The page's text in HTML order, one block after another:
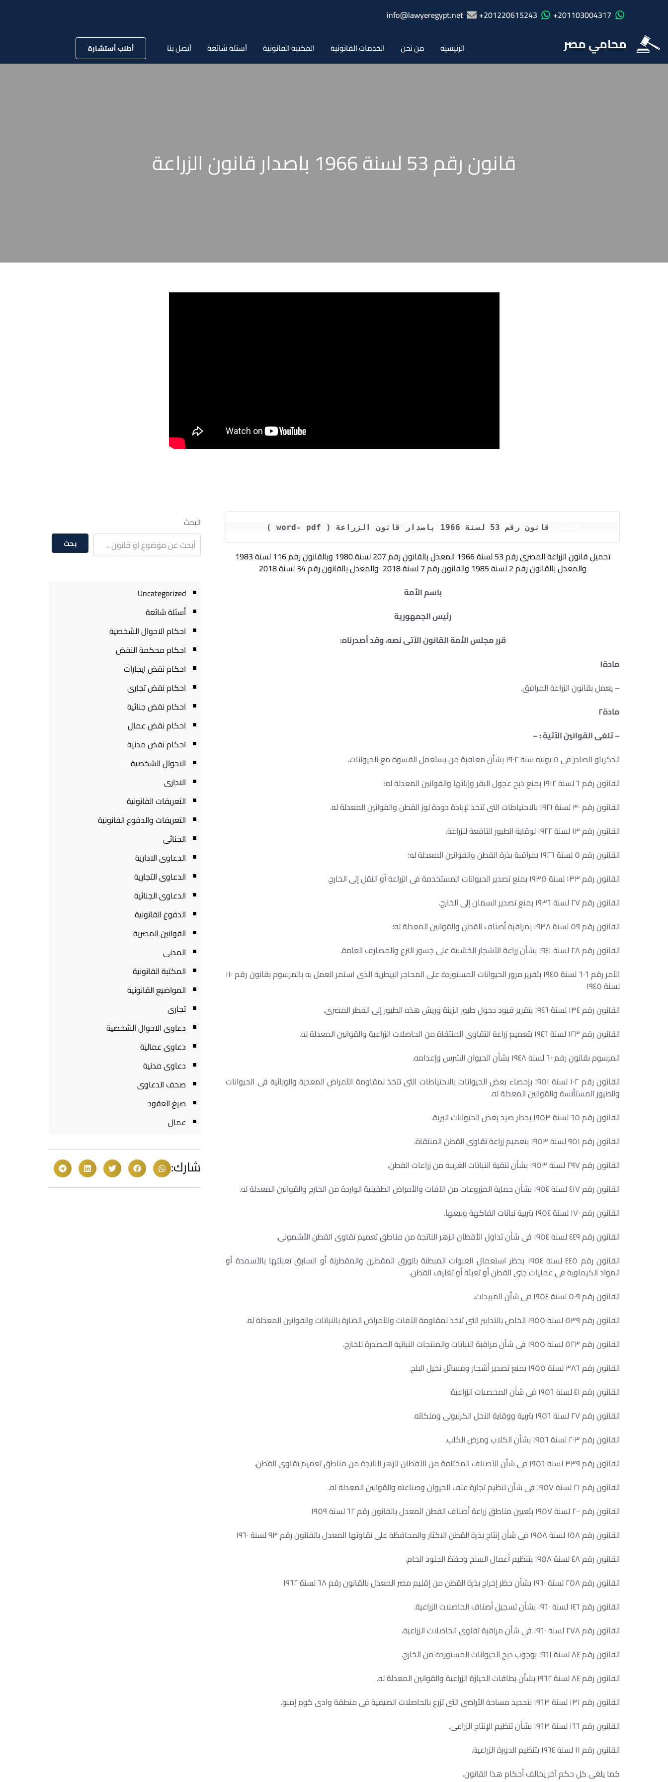
201103004317+
201220615243+
info@lawyeregypt.net
محامي مصر الرئيسية من نحن الخدمات القانونية المكتبة القانونية أسئلة شائعة أتصل بنا أطلب أستشارة
قانون رقم 53 لسنة 1966 باصدار قانون الزراعة
قانون رقم 53 لسنة 1966 باصدار قانون الزراعة ( word- pdf )
تحميل قانون الزراعة المصرى رقم 53 لسنة 1966 المعدل بالقانون رقم 207 لسنة 1980 وبالقانون رقم 116 لسنة 1983
والمعدل بالقانون رقم 2 لسنة 1985 والقانون رقم 7 لسنة 2018 والمعدل بالقانون رقم 34 لسنة 2018
باسم الأمة
رئيس الجمهورية
قرر مجلس الأمة القانون الآتى نصه، وقد أصدرناه:
مادة١
– يعمل بقانون الزراعة المرافق.
مادة٢
– تلغى القوانين الآتية : –
الدكريتو الصادر فى ٥ يونيه سنة ١٩٠٢ بشأن معاقبة من يستعمل القسوة مع الحيوانات.
القانون رقم ٦ لسنة ١٩١٢ بمنع ذبح عجول البقر وإناثها والقوانين المعدلة له؛
القانون رقم ٣٠ لسنة ١٩٢١ بالاحتياطات التى تتخذ لإبادة دودة لوز القطن والقوانين المعدلة له.
القانون رقم ١٣ لسنة ١٩٢٢ لوقاية الطيور النافعة للزراعة.
القانون رقم ٥ لسنة ١٩٢٦ بمراقبة بذرة القطن والقوانين المعدلة له؛
القانون رقم ١٣٣ لسنة ١٩٣٥ بمنع تصدير الحيوانات المستخدمة فى الزراعة أو النقل إلى الخارج.
القانون رقم ٢٧ لسنة ١٩٣٦ بمنع تصدير السمان إلى الخارج.
القانون رقم ٥٩ لسنة ١٩٣٨ بمراقبة أصناف القطن والقوانين المعدلة له؛
القانون رقم ٢٨ لسنة ١٩٤١ بشأن زراعة الأشجار الخشبية على جسور الترع والمصارف العامة.
الأمر رقم ٦٠٦ لسنة ١٩٤٥ بتقرير مرور الحيوانات المستوردة على المحاجر البيطرية الذى استمر العمل به بالمرسوم بقانون رقم ١١٠
لسنة ١٩٤٥
القانون رقم ١٣٤ لسنة ١٩٤٦ بتقرير قيود دخول طيور الزينة وريش هذه الطيور إلى القطر المصرى.
القانون رقم ١٢٣ لسنة ١٩٤٦ بتعميم زراعة التقاوى المنتقاة من الحاصلات الزراعية والقوانين المعدلة له.
المرسوم بقانون رقم ٦٠ لسنة ١٩٤٨ بشأن الحيوان الشرس وإعدامه.
القانون رقم ١٠٢ لسنة ١٩٥١ بإحصاء بعض الحيوانات بالاحتياطات التى تتخذ لمقاومة الأمراض المعدية والوبائية فى الحيوانات
والطيور المستأنسة والقوانين المعدلة له.
القانون رقم ٦٥ لسنة ١٩٥٣ بحظر صيد بعض الحيوانات البرية.
القانون رقم ٩٥١ لسنة ١٩٥٣ بتعميم زراعة تقاوى القطن المنتقاة.
القانون رقم ٢٩٧ لسنة ١٩٥٣ بشأن تنقية النباتات الغريبة من زراعات القطن.
القانون رقم ٤١٧ لسنة ١٩٥٤ بشأن حماية المزروعات من الآفات والأمراض الطفيلية الواردة من الخارج والقوانين المعدلة له.
القانون رقم ١٧٠ لسنة ١٩٥٤ بتربية نباتات الفاكهة وبيعها.
القانون رقم ٤٤٩ لسنة ١٩٥٤ فى شأن تداول الأقطان الزهر الناتجة من مناطق تعميم تقاوى القطن الأشمونى.
القانون رقم ٤٤٥ لسنة ١٩٥٤ بحظر استعمال العبوات المبطنة بالورق المقطرن والمقطرنة أو السابق تعبئتها بالأسمدة أو
المواد الكيماوية فى عمليات جنى القطن أو تعبئة أو تغليف القطن.
القانون رقم ٥٠٩ لسنة ١٩٥٤ فى شأن المبيدات.
القانون رقم ٥٣٩ لسنة ١٩٥٥ الخاص بالتدابير التى تتخذ لمقاومة الآفات والأمراض الضارة بالنباتات والقوانين المعدلة له.
القانون رقم ٥٢٣ لسنة ١٩٥٥ فى شأن مراقبة النباتات والمنتجات النباتية المصدرة للخارج.
القانون رقم ٣٨٦ لسنة ١٩٥٥ بمنع تصدير أشجار وفسائل نخيل البلح.
القانون رقم ٤١ لسنة ١٩٥٦ فى شأن المخصبات الزراعية.
القانون رقم ٢٧ لسنة ١٩٥٦ بتربية ووقاية النحل الكرنيولى وملكاته.
القانون رقم ٢٠٣ لسنة ١٩٥٦ بشأن الكلاب ومرض الكلب.
القانون رقم ٣٣٩ لسنة ١٩٥٦ فى شأن الأصناف المختلفة من الأقطان الزهر الناتجة من مناطق تعميم تقاوى القطن.
القانون رقم ٢١ لسنة ١٩٥٧ فى شأن تنظيم تجارة علف الحيوان وصناعته والقوانين المعدلة له.
القانون رقم ٢٠٠ لسنة ١٩٥٧ بتعيين مناطق زراعة أصناف القطن المعدل بالقانون رقم ٦٢ لسنة ١٩٥٩
القانون رقم ١٥٨ لسنة ١٩٥٨ فى شأن إنتاج بذرة القطن الاكثار والمحافظة على نقاوتها المعدل بالقانون رقم ٩٣ لسنة ١٩٦٠
القانون رقم ٤٨ لسنة ١٩٥٨ بتنظيم أعمال السلخ وحفظ الجلود الخام.
القانون رقم ٢٥٨ لسنة ١٩٦٠ بشأن حظر إخراج بذرة القطن من إقليم مصر المعدل بالقانون رقم ٦٨ لسنة ١٩٦٢
القانون رقم ١٤٦ لسنة ١٩٦٠ بشأن تسجيل أصناف الحاصلات الزراعية.
القانون رقم ٢٧٨ لسنة ١٩٦٠ فى شأن مراقبة تقاوى الحاصلات الزراعية.
القانون رقم ٨٤ لسنة ١٩٦١ بوجوب ذبح الحيوانات المستوردة من الخارج.
القانون رقم ٨٤ لسنة ١٩٦٢ بشأن بطاقات الحيازة الزراعية والقوانين المعدلة له.
القانون رقم ١٣١ لسنة ١٩٦٣ بتحديد مساحة الأراضى التى تزرع بالحاصلات الصيفية فى منطقة وادى كوم إمبو.
القانون رقم ١٦٦ لسنة ١٩٦٣ بشأن تنظيم الإنتاج الزراعى.
القانون رقم ١١ لسنة ١٩٦٤ بتنظيم الدورة الزراعية.
كما يلغى كل حكم آخر يخالف أحكام هذا القانون.
البحث
بحث
Uncategorized
أسئلة شائعة
احكام الاحوال الشخصية
احكام محكمة النقض
احكام نقض ايجارات
احكام نقض تجارى
احكام نقض جنائية
احكام نقض عمال
احكام نقض مدنية
الاحوال الشخصية
الادارى
التعريفات القانونية
التعريفات والدفوع القانونية
الجنائى
الدعاوى الادارية
الدعاوى التجارية
الدعاوى الجنائية
الدفوع القانونية
القوانين المصرية
المدنى
المكتبة القانونية
المواضيع القانونية
تجارى
دعاوى الاحوال الشخصية
دعاوى عمالية
دعاوى مدنية
صحف الدعاوى
صيغ العقود
عمال
شارك: